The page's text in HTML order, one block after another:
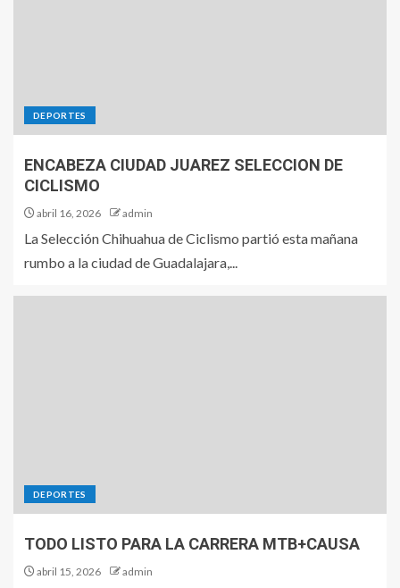
DEPORTES
ENCABEZA CIUDAD JUAREZ SELECCION DE
CICLISMO
abril 16, 2026 admin
La Selección Chihuahua de Ciclismo partió esta mañana
rumbo a la ciudad de Guadalajara,...
DEPORTES
TODO LISTO PARA LA CARRERA MTB+CAUSA
abril 15, 2026 admin